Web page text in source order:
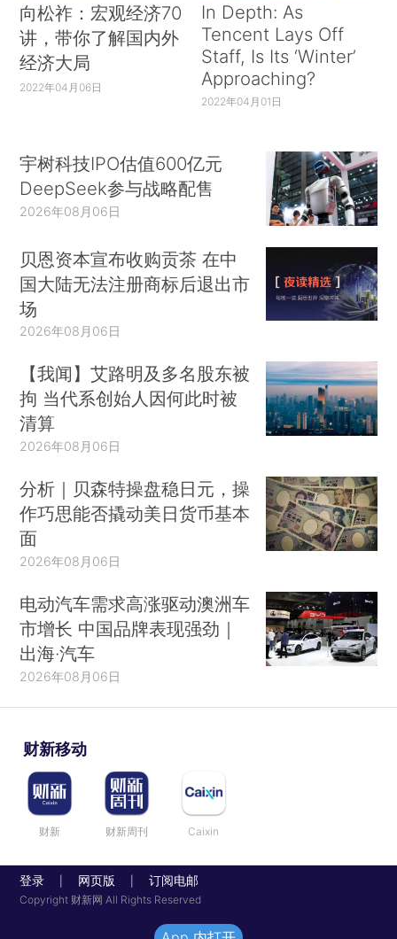
向松祚：宏观经济70
讲，带你了解国内外
经济大局
2022年04月06日
In Depth: As
Tencent Lays Off
Staff, Is Its ‘Winter’
Approaching?
2022年04月01日
宇树科技IPO估值600亿元
DeepSeek参与战略配售
2026年08月06日
贝恩资本宣布收购贡茶 在中
国大陆无法注册商标后退出市
场
2026年08月06日
【我闻】艾路明及多名股东被
拘 当代系创始人因何此时被
清算
2026年08月06日
分析｜贝森特操盘稳日元，操
作巧思能否撬动美日货币基本
面
2026年08月06日
电动汽车需求高涨驱动澳洲车
市增长 中国品牌表现强劲｜
出海·汽车
2026年08月06日
财新移动
财新 财新周刊 Caixin
登录 网页版 订阅电邮
Copyright 财新网 All Rights Reserved